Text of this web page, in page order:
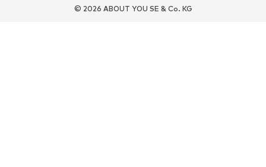
© 2026 ABOUT YOU SE & Co. KG